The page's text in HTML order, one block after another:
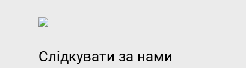
Слідкувати за нами